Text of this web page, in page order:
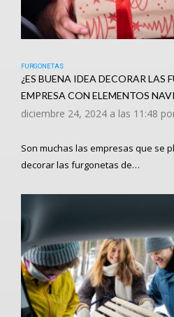
FURGONETAS
¿ES BUENA IDEA DECORAR LAS
EMPRESA CON ELEMENTOS
diciembre 24, 2024 a las 11:48
Son muchas las empresas que se
decorar las furgonetas de…